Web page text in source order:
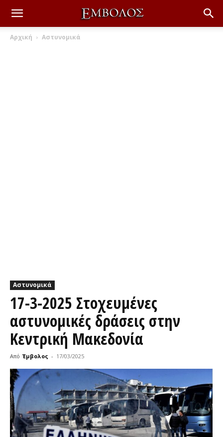
Αρχική Αστυνομικά
Αστυνομικά
17-3-2025 Στοχευμένες
αστυνομικές δράσεις στην
Κεντρική Μακεδονία
Από Έμβολος - 17/03/2025